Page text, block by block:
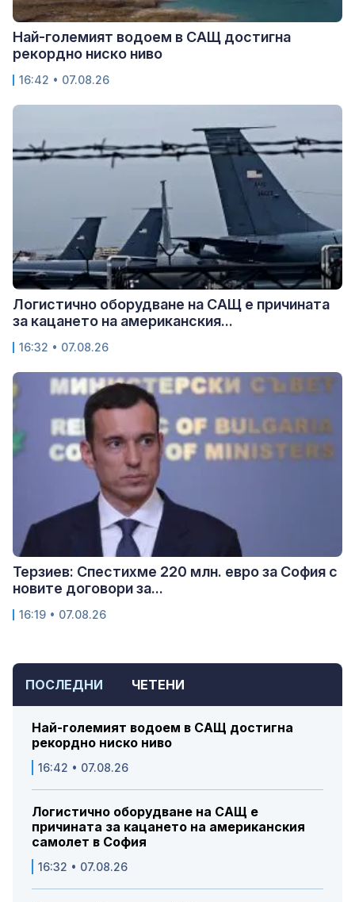
ПОСЛЕДНИ ЧЕТЕНИ
Най-големият водоем в САЩ достигна
рекордно ниско ниво
16:42 • 07.08.26
Логистично оборудване на САЩ е
причината за кацането на американския
самолет в София
16:32 • 07.08.26
Най-големият водоем в САЩ достигна
рекордно ниско ниво
16:42 • 07.08.26
Логистично оборудване на САЩ е причината
за кацането на американския...
16:32 • 07.08.26
Терзиев: Спестихме 220 млн. евро за София с
новите договори за...
16:19 • 07.08.26